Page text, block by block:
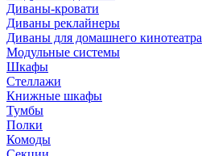
Диваны-кровати
Диваны реклайнеры
Диваны для домашнего кинотеатра
Модульные системы
Шкафы
Стеллажи
Книжные шкафы
Тумбы
Полки
Комоды